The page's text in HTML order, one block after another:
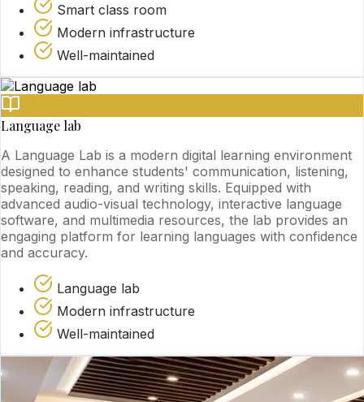
Smart class room
Modern infrastructure
Well-maintained
Language lab
A Language Lab is a modern digital learning environment
designed to enhance students' communication, listening,
speaking, reading, and writing skills. Equipped with
advanced audio-visual technology, interactive language
software, and multimedia resources, the lab provides an
engaging platform for learning languages with confidence
and accuracy.
Language lab
Modern infrastructure
Well-maintained